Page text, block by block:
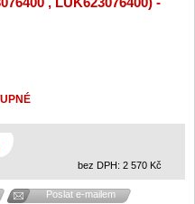
bez DPH: 2 570 Kč
Poslat e-mailem